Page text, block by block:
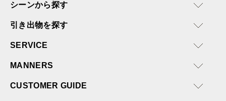
シーンから探す
引き出物を探す
SERVICE
MANNERS
CUSTOMER GUIDE